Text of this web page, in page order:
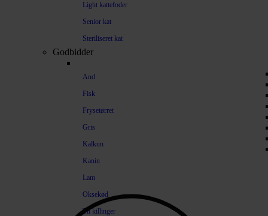
Light kattefoder
Senior kat
Steriliseret kat
Godbidder
And
Fisk
Frysetørret
Gris
Kalkun
Kanin
Lam
Oksekød
Til killinger